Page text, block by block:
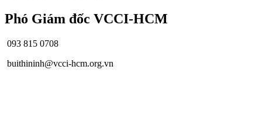
Phó Giám đốc VCCI-HCM
093 815 0708
buithininh@vcci-hcm.org.vn